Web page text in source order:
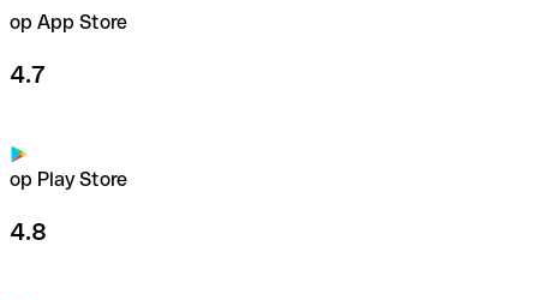
op App Store
4.7
op Play Store
4.8